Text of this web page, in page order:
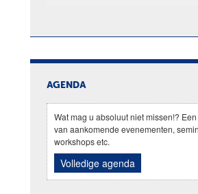
AGENDA
Wat mag u absoluut niet missen!?
van aankomende evenementen,
workshops etc.
Volledige agenda